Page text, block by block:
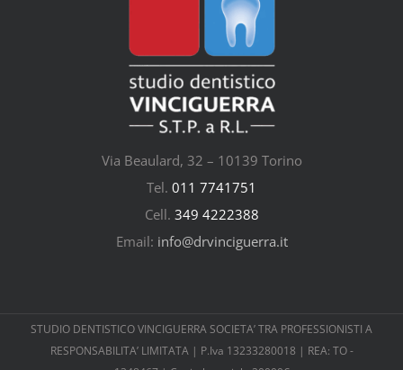
Via Beaulard, 32 – 10139 Torino
Tel. 011 7741751
Cell. 349 4222388
Email: info@drvinciguerra.it
STUDIO DENTISTICO VINCIGUERRA SOCIETA’ TRA PROFESSIONISTI A
RESPONSABILITA’ LIMITATA | P.Iva 13233280018 | REA: TO -